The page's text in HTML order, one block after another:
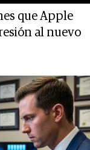
que Apple
al nuevo